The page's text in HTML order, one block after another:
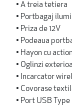
• A treia tetiera
• Portbagaj
• Priza de 12V
• Podeaua
• Hayon cu
• Oglinzi
• Incarcator
• Covorase
• Port USB